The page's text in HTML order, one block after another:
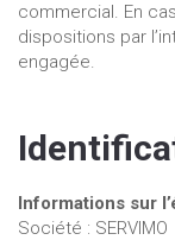
commercial. En
dispositions par
engagée.
Informations sur
Société : SERVIMO